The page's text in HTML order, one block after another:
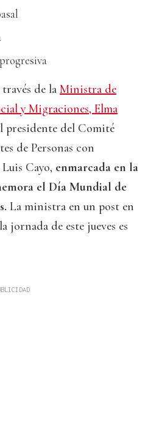
de la Ministra de
y Migraciones, Elma
presidente del Comité
de Personas con
Cayo, enmarcada en la
el Día Mundial de
La ministra en un post en
jornada de este jueves es